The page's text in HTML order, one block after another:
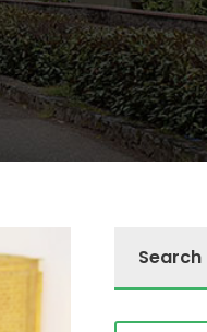
Search